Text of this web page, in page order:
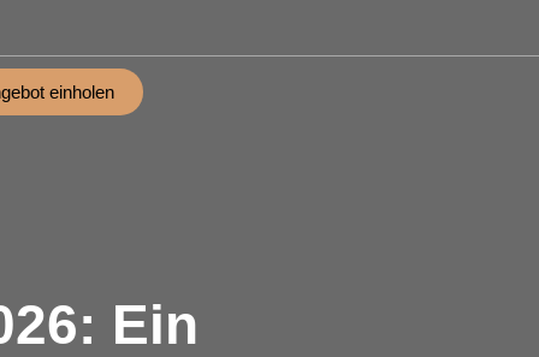
einholen
Ein